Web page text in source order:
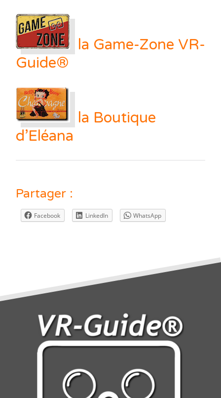
la Game-Zone VR-
Guide®
la Boutique
d’Eléana
Partager :
Facebook LinkedIn WhatsApp